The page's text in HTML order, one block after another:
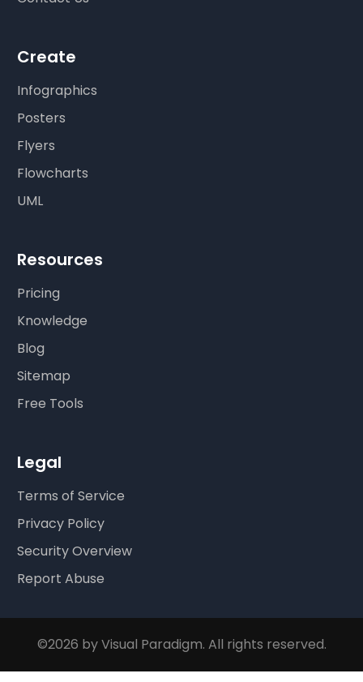
Create
Infographics
Posters
Flyers
Flowcharts
UML
Resources
Pricing
Knowledge
Blog
Sitemap
Free Tools
Legal
Terms of Service
Privacy Policy
Security Overview
Report Abuse
©2026 by Visual Paradigm. All rights reserved.